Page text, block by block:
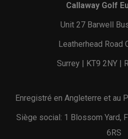
Callaway Golf
Unit 27 Barwell
Leatherhead Road
Surrey | KT9 2NY |
Enregistré en Angleterre et au
Siège social: 1 Blossom Yard,
6RS